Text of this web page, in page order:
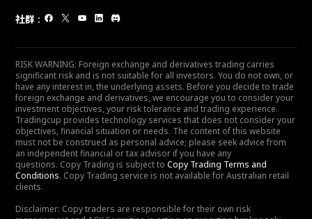
社群 :
RISK WARNING: Foreign exchange and derivatives trading carries
significant risk and is not suitable for all investors. You do not own, or
have any interest in, the underlying assets. Before you decide to trade
foreign exchange and derivatives, we encourage you to consider your
investment objectives, your risk tolerance and trading experience.
Tradingcup provides technology services that does not consider your
objectives, financial situation or needs. The content of this website
must not be construed as personal advice; please seek advice from
an independent financial or tax advisor if you have any
questions. Copy Trading is subject to Copy Trading Terms and
Conditions. Copy Trading service is not available for Australian retail
clients.
Disclaimer: Copy traders are responsible for their own risk